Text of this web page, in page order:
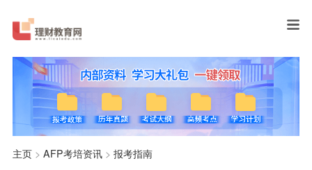
主页> AFP考培资讯> 报考指南